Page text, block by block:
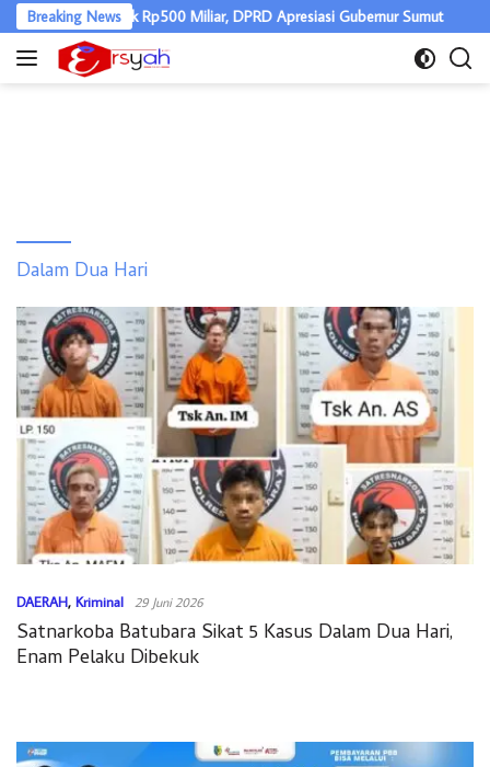
Langsung
ke
Breaking News
Nias Naik Rp500 Miliar, DPRD Apresiasi Gubernur Sumut
Dalam Dua Hari
DAERAH, Kriminal 29 Juni 2026
Satnarkoba Batubara Sikat 5 Kasus Dalam Dua Hari,
Enam Pelaku Dibekuk